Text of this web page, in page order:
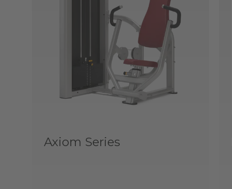
Axiom Series